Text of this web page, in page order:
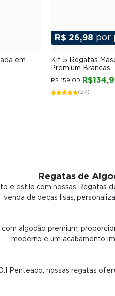
em
R$ 26,98 por
Kit 5 Regatas
Premium Brancas
R$ 159,00
(27)
Regatas de
e estilo com nossas Regatas
venda de peças lisas,
algodão premium,
moderno e um acabamento
Penteado, nossas regatas